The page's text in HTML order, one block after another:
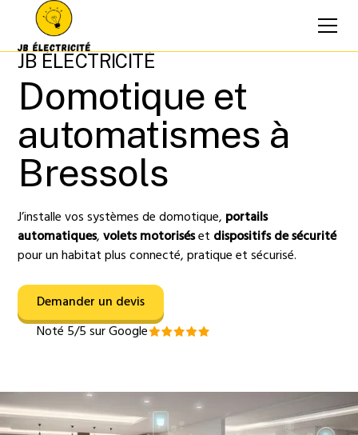
JB ÉLECTRICITÉ
Domotique et
automatismes à
Bressols
J’installe vos systèmes de domotique, portails
automatiques,volets motoriséset dispositifs de sécurité
pour un habitat plus connecté, pratique et sécurisé.
Demander un devis
Noté 5/5 sur Google